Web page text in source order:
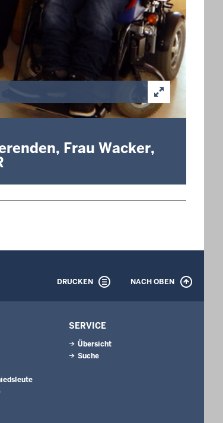
Frau Wacker,
DRUCKEN NACH OBEN
SERVICE
Übersicht
Suche